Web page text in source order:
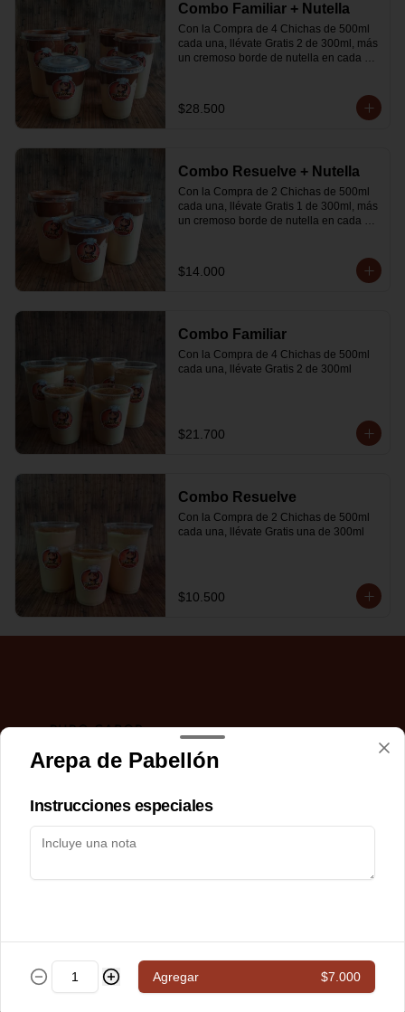
Combo Familiar + Nutella
Con la Compra de 4 Chichas de 500ml
cada una, llévate Gratis 2 de 300ml, más
un cremoso borde de nutella en cada
$28.500
Combo Resuelve + Nutella
Con la Compra de 2 Chichas de 500ml
cada una, llévate Gratis 1 de 300ml, más
un cremoso borde de nutella en cada
$14.000
Combo Familiar
Con la Compra de 4 Chichas de 500ml
cada una, llévate Gratis 2 de 300ml
$21.700
Combo Resuelve
Con la Compra de 2 Chichas de 500ml
cada una, llévate Gratis una de 300ml
$10.500
Conócenos
Redes sociales
Arepa de Pabellón
Instrucciones especiales
Agregar $7.000